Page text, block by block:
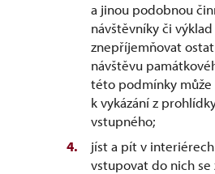
a jinou podobnou
návštěvníky či
znepříjemňovat
návštěvu
této podmínky
k vykázání z
vstupného;
jíst a pít v
vstupovat do nich se